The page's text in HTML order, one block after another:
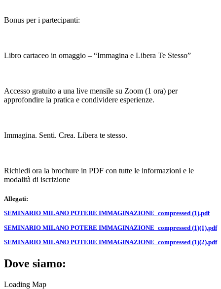
Bonus per i partecipanti:
Libro cartaceo in omaggio – “Immagina e Libera Te Stesso”
Accesso gratuito a una live mensile su Zoom (1 ora) per
approfondire la pratica e condividere esperienze.
Immagina. Senti. Crea. Libera te stesso.
Richiedi ora la brochure in PDF con tutte le informazioni e le
modalità di iscrizione
Allegati:
SEMINARIO MILANO POTERE IMMAGINAZIONE_compressed (1).pdf
SEMINARIO MILANO POTERE IMMAGINAZIONE_compressed (1)(1).pdf
SEMINARIO MILANO POTERE IMMAGINAZIONE_compressed (1)(2).pdf
Dove siamo:
Loading Map